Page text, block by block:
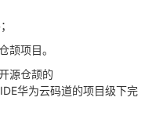
颉项目。
源仓颉的
华为云码道的项目级下完